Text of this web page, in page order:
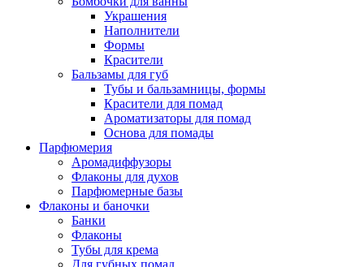
Украшения
Наполнители
Формы
Красители
Бальзамы для губ
Тубы и бальзамницы, формы
Красители для помад
Ароматизаторы для помад
Основа для помады
Парфюмерия
Аромадиффузоры
Флаконы для духов
Парфюмерные базы
Флаконы и баночки
Банки
Флаконы
Тубы для крема
Для губных помад